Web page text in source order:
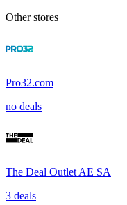
Other stores
Pro32.com
no deals
The Deal Outlet AE SA
3 deals